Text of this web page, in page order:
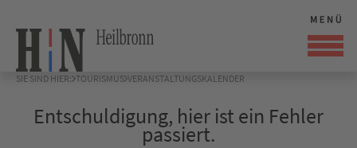
SIE SIND HIER: TOURISMUS VERANSTALTUNGSKALENDER
Entschuldigung, hier ist ein Fehler
passiert.